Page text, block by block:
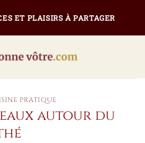
ET PLAISIRS À PARTAGER
PRATIQUE
autour du